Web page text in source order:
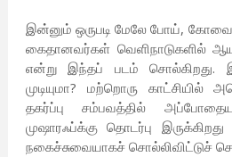
இன்னும் ஒருபடி மேலே போய், கோவை
கைதானவர்கள் வெளிநாடுகளில்
என்று இந்தப் படம் சொல்கிறது.
முடியுமா? மற்றொரு காட்சியில்
தகர்ப்பு சம்பவத்தில்
முஷாரஃப்க்கு தொடர்பு
நகைச்சுவையாகச் சொல்லிவிட்டுச்